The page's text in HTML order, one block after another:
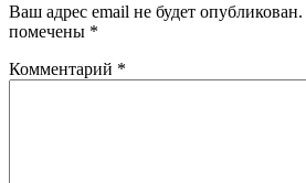
Ваш адрес email не будет опубликован.
помечены *
Комментарий *